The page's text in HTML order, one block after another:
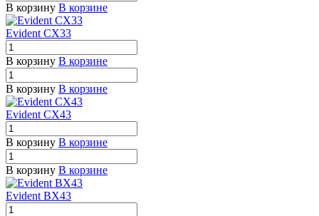
В корзину В корзине
Evident CX33
В корзину В корзине
В корзину В корзине
Evident CX43
В корзину В корзине
В корзину В корзине
Evident BX43